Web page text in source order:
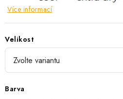
Více informací
Velikost
Barva